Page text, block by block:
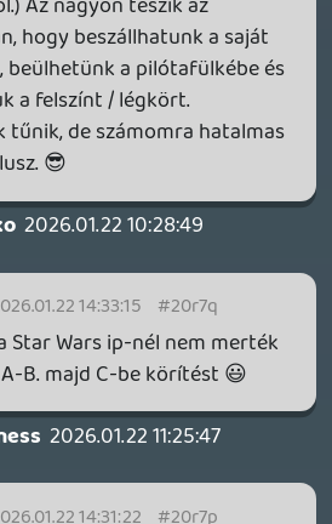
törésre sebtapasz.
Ubi vezetése és a
nagyjai közül ők
legrövidebbet. Ez
amiről évek
videóesszék fognak
évek óta ültek
közönség várta,
live service játék:
miatt, utóbbiból több
Az Ubinak a live
a R6 Siege
talán a Skull & Bones?
sincs igazán a
további nélkül